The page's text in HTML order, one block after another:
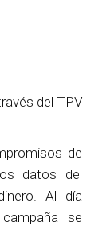
del TPV
de
datos del
Al día
se